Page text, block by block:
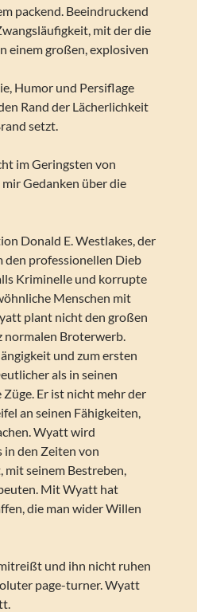
packend. Beeindruckend
mit der die
einem großen, explosiven
Humor und Persiflage
Rand der Lächerlichkeit
setzt.
im Geringsten von
Gedanken über die
Donald E. Westlakes, der
den professionellen Dieb
Kriminelle und korrupte
Menschen mit
plant nicht den großen
normalen Broterwerb.
und zum ersten
als in seinen
Er ist nicht mehr der
an seinen Fähigkeiten,
Wyatt wird
in den Zeiten von
seinem Bestreben,
Mit Wyatt hat
die man wider Willen
und ihn nicht ruhen
page-turner. Wyatt